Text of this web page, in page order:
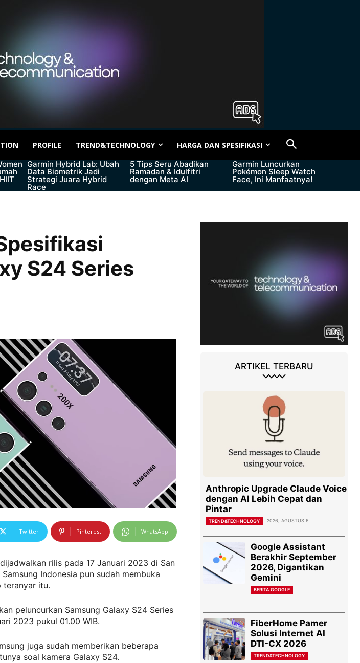
PROFILE TREND&TECHNOLOGY HARGA DAN SPESIFIKASI
Garmin Hybrid Lab: Ubah
Data Biometrik Jadi
Strategi Juara Hybrid
Race
5 Tips Seru Abadikan
Ramadan & Idulfitri
dengan Meta AI
Garmin Luncurkan
Pokémon Sleep Watch
Face, Ini Manfaatnya!
S24 Series
Twitter Pinterest WhatsApp
rilis pada 17 Januari 2023 di San
Indonesia pun sudah membuka
teranyar itu.
peluncurkan Samsung Galaxy S24 Series
2023 pukul 01.00 WIB.
juga sudah memberikan beberapa
soal kamera Galaxy S24.
ARTIKEL TERBARU
Anthropic Upgrade Claude Voice
dengan AI Lebih Cepat dan
Pintar
TREND&TECHNOLOGY 2026, AGUSTUS 6
Google Assistant
Berakhir September
2026, Digantikan
Gemini
BERITA GOOGLE
FiberHome Pamer
Solusi Internet AI
DTI-CX 2026
TREND&TECHNOLOGY